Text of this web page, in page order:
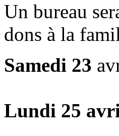
Un bureau
dons à la
Samedi 23
Lundi 25